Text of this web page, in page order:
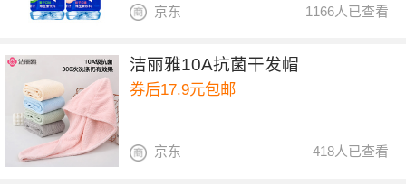
1166人已查看
京东
洁丽雅10A抗菌干发帽
券后17.9元包邮
418人已查看
京东